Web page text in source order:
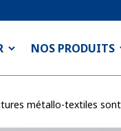
NOS PRODUITS
métallo-textiles